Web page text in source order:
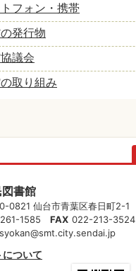
フォン・携帯
発行物
議会
取り組み
書館
0821 仙台市青葉区春日町2-1
1585 FAX 022-213-3524
について